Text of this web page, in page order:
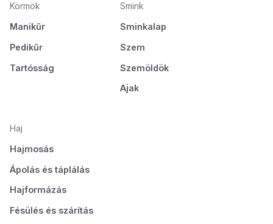
Körmök
Manikűr
Pedikűr
Tartósság
Smink
Sminkalap
Szem
Szemöldök
Ajak
Haj
Hajmosás
Ápolás és táplálás
Hajformázás
Fésülés és szárítás